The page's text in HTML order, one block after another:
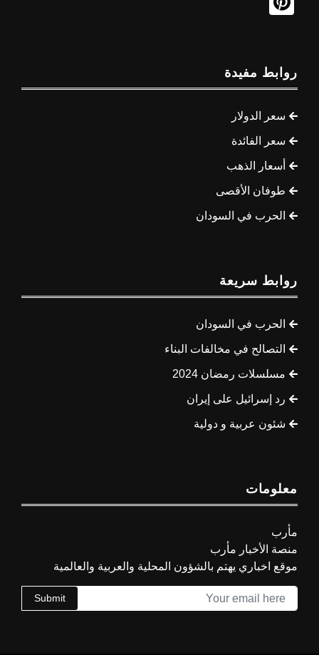
روابط مفيدة
سعر الدولار
سعر الفائدة
أسعار الذهب
طوفان الأقصى
الحرب في السودان
روابط سريعة
الحرب في السودان
التصالح في مخالفات البناء
مسلسلات رمضان 2024
رد إسرائيل على إيران
شئون عربية و دولية
معلومات
مأرب
منصة الأخبار مأرب
موقع اخباري يهتم بالشؤون المحلية والعربية والعالمية
Submit